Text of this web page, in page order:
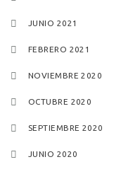
JUNIO 2021
FEBRERO 2021
NOVIEMBRE 2020
OCTUBRE 2020
SEPTIEMBRE 2020
JUNIO 2020